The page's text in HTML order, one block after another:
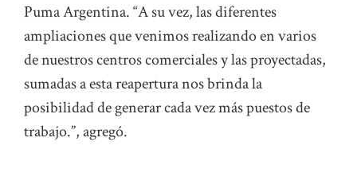
Puma Argentina. “A su vez, las diferentes
ampliaciones que venimos realizando en varios
de nuestros centros comerciales y las proyectadas,
sumadas a esta reapertura nos brinda la
posibilidad de generar cada vez más puestos de
trabajo.”, agregó.